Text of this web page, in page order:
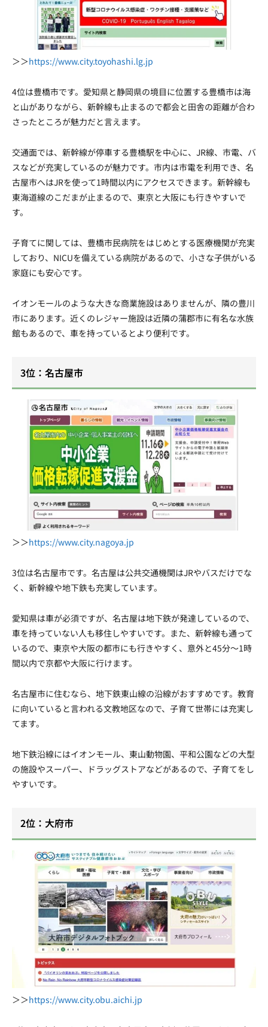
＞＞https://www.city.toyohashi.lg.jp
4位は豊橋市です。愛知県と静岡県の境目に位置する豊橋市は海
と山がありながら、新幹線も止まるので都会と田舎の距離が合わ
さったところが魅力だと言えます。
交通面では、新幹線が停車する豊橋駅を中心に、JR線、市電、バ
スなどが充実しているのが魅力です。市内は市電を利用でき、名
古屋市へはJRを使って1時間以内にアクセスできます。新幹線も
東海道線のこだまが止まるので、東京と大阪にも行きやすいで
す。
子育てに関しては、豊橋市民病院をはじめとする医療機関が充実
しており、NICUを備えている病院があるので、小さな子供がいる
家庭にも安心です。
イオンモールのような大きな商業施設はありませんが、隣の豊川
市にあります。近くのレジャー施設は近隣の蒲郡市に有名な水族
館もあるので、車を持っているとより便利です。
3位：名古屋市
＞＞https://www.city.nagoya.jp
3位は名古屋市です。名古屋は公共交通機関はJRやバスだけでな
く、新幹線や地下鉄も充実しています。
愛知県は車が必須ですが、名古屋は地下鉄が発達しているので、
車を持っていない人も移住しやすいです。また、新幹線も通って
いるので、東京や大阪の都市にも行きやすく、意外と45分〜1時
間以内で京都や大阪に行けます。
名古屋市に住むなら、地下鉄東山線の沿線がおすすめです。教育
に向いていると言われる文教地区なので、子育て世帯には充実し
てます。
地下鉄沿線にはイオンモール、東山動物園、平和公園などの大型
の施設やスーパー、ドラッグストアなどがあるので、子育てをし
やすいです。
2位：大府市
＞＞https://www.city.obu.aichi.jp